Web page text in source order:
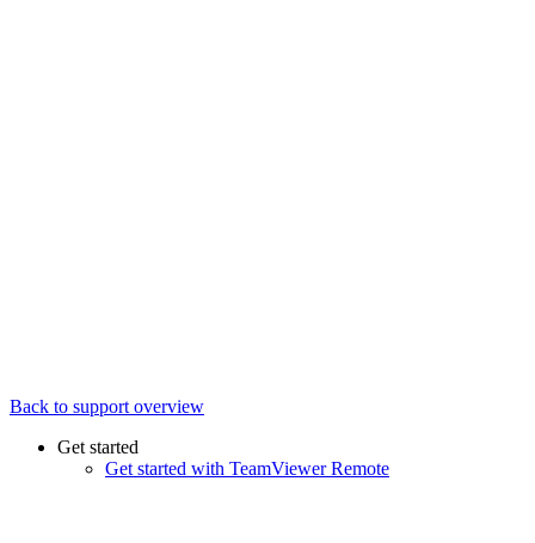
Back to support overview
Get started
Get started with TeamViewer Remote